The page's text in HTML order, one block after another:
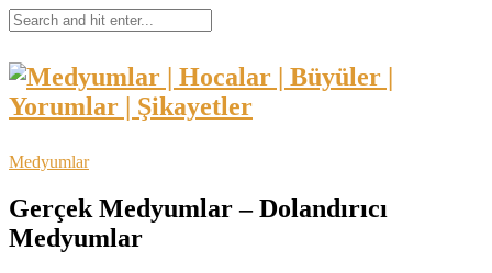
Medyumlar
Gerçek Medyumlar – Dolandırıcı
Medyumlar